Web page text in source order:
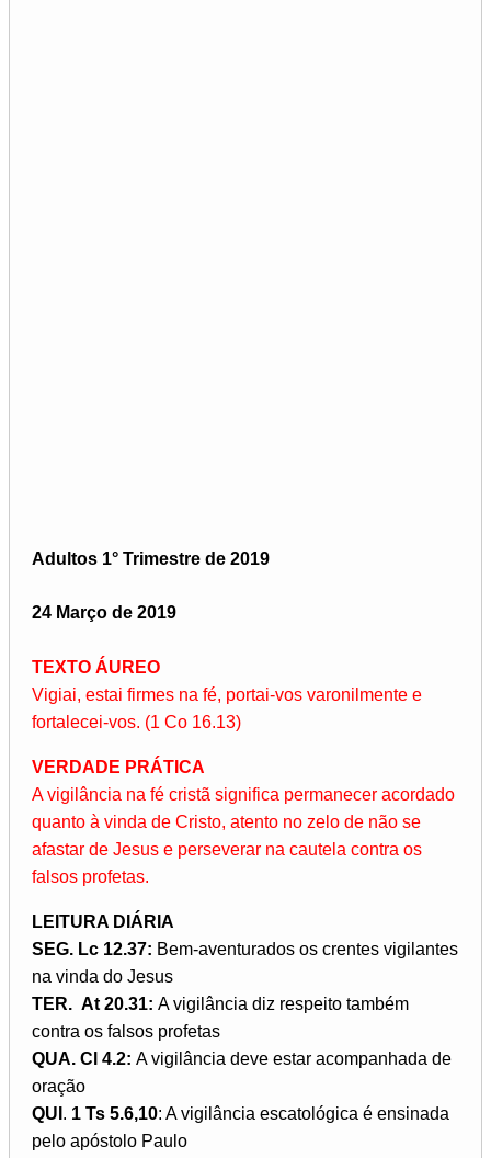
Adultos 1° Trimestre de 2019
24 Março de 2019
TEXTO ÁUREO
Vigiai, estai firmes na fé, portai-vos varonilmente e
fortalecei-vos. (1 Co 16.13)
VERDADE PRÁTICA
A vigilância na fé cristã significa permanecer acordado
quanto à vinda de Cristo, atento no zelo de não se
afastar de Jesus e perseverar na cautela contra os
falsos profetas.
LEITURA DIÁRIA
SEG. Lc 12.37: Bem-aventurados os crentes vigilantes
na vinda do Jesus
TER. At 20.31: A vigilância diz respeito também
contra os falsos profetas
QUA. Cl 4.2: A vigilância deve estar acompanhada de
oração
QUI . 1 Ts 5.6,10: A vigilância escatológica é ensinada
pelo apóstolo Paulo